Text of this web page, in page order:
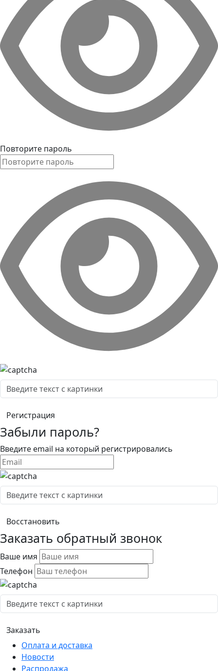
Повторите пароль
Забыли пароль?
Введите email на который регистрировались
Заказать обратный звонок
Ваше имя
Телефон
Оплата и доставка
Новости
Распродажа